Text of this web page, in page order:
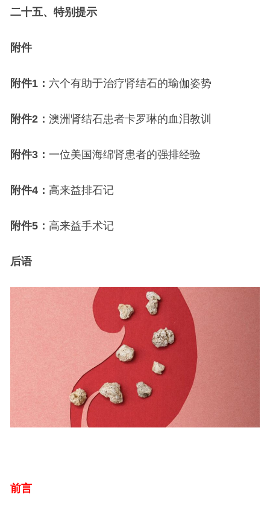
二十五、特别提示
附件
附件1： 六个有助于治疗肾结石的瑜伽姿势
附件2： 澳洲肾结石患者卡罗琳的血泪教训
附件3： 一位美国海绵肾患者的强排经验
附件4： 高来益排石记
附件5： 高来益手术记
后语
前言